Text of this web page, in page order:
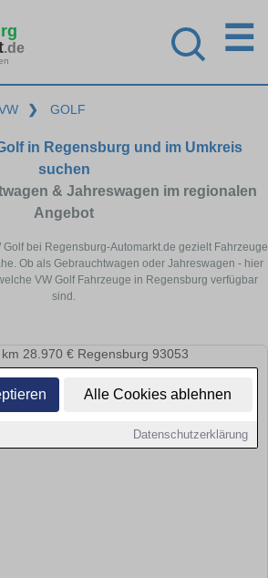
Alle Cookies ablehnen
Datenschutzerklärung
.de ☰
❯ GOLF
in Regensburg und im Umkreis
suchen
& Jahreswagen im regionalen
Angebot
bei Regensburg-Automarkt.de gezielt Fahrzeuge
Ob als Gebrauchtwagen oder Jahreswagen - hier
VW Golf Fahrzeuge in Regensburg verfügbar
sind.